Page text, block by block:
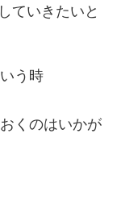
ていきたいと
う時
くのはいかが